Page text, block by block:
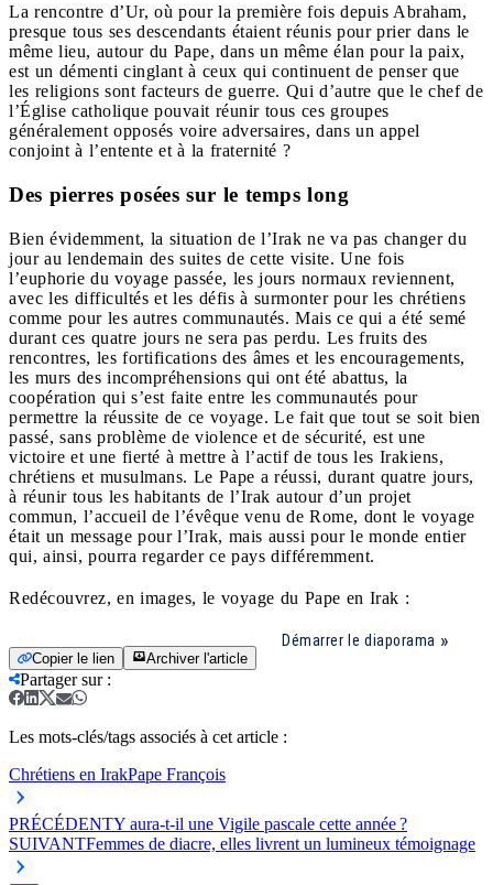
La rencontre d’Ur, où pour la première fois depuis Abraham,
presque tous ses descendants étaient réunis pour prier dans le
même lieu, autour du Pape, dans un même élan pour la paix,
est un démenti cinglant à ceux qui continuent de penser que
les religions sont facteurs de guerre. Qui d’autre que le chef de
l’Église catholique pouvait réunir tous ces groupes
généralement opposés voire adversaires, dans un appel
conjoint à l’entente et à la fraternité ?
Des pierres posées sur le temps long
Bien évidemment, la situation de l’Irak ne va pas changer du
jour au lendemain des suites de cette visite. Une fois
l’euphorie du voyage passée, les jours normaux reviennent,
avec les difficultés et les défis à surmonter pour les chrétiens
comme pour les autres communautés. Mais ce qui a été semé
durant ces quatre jours ne sera pas perdu. Les fruits des
rencontres, les fortifications des âmes et les encouragements,
les murs des incompréhensions qui ont été abattus, la
coopération qui s’est faite entre les communautés pour
permettre la réussite de ce voyage. Le fait que tout se soit bien
passé, sans problème de violence et de sécurité, est une
victoire et une fierté à mettre à l’actif de tous les Irakiens,
chrétiens et musulmans. Le Pape a réussi, durant quatre jours,
à réunir tous les habitants de l’Irak autour d’un projet
commun, l’accueil de l’évêque venu de Rome, dont le voyage
était un message pour l’Irak, mais aussi pour le monde entier
qui, ainsi, pourra regarder ce pays différemment.
Redécouvrez, en images, le voyage du Pape en Irak :
Démarrer le diaporama
Copier le lien Archiver l'article
Partager sur:
Les mots-clés/tags associés à cet article :
Chrétiens en IrakPape François
PRÉCÉDENTY aura-t-il une Vigile pascale cette année ?
SUIVANTFemmes de diacre, elles livrent un lumineux témoignage